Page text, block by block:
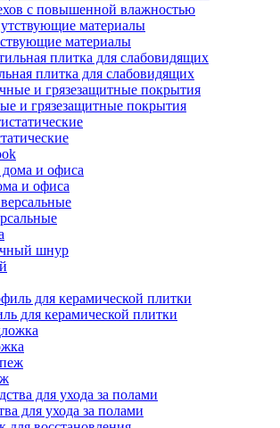
с повышенной влажностью
материалы
плитка для слабовидящих
и грязезащитные покрытия
и офиса
шнур
для керамической плитки
для ухода за полами